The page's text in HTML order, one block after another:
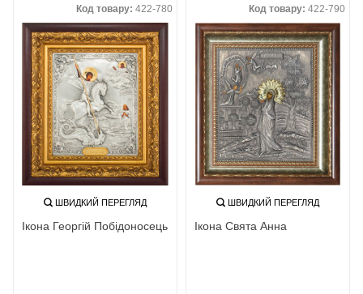
Код товару: 422-780
ШВИДКИЙ ПЕРЕГЛЯД
Ікона Георгій Побідоносець
Код товару: 422-790
ШВИДКИЙ ПЕРЕГЛЯД
Ікона Свята Анна